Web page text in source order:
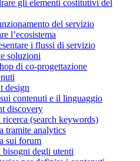
gli elementi costitutivi del
del servizio
l’ecosistema
i flussi di servizio
soluzioni
di co-progettazione
design
contenuti e il linguaggio
discovery
(search keywords)
tramite analytics
sui forum
degli utenti